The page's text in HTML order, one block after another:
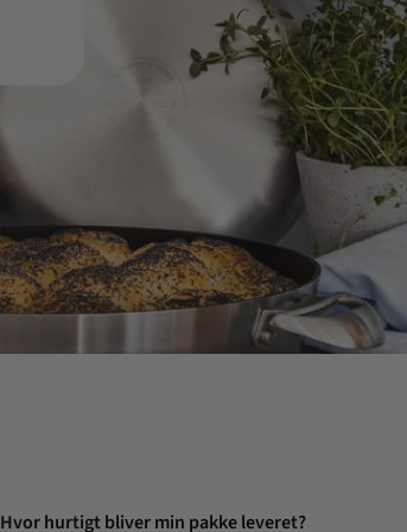
Hvor hurtigt bliver min pakke leveret?